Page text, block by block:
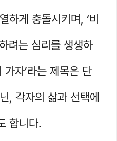
하게 충돌시키며, ‘비
려는 심리를 생생하
가자’라는 제목은 단
, 각자의 삶과 선택에
합니다.